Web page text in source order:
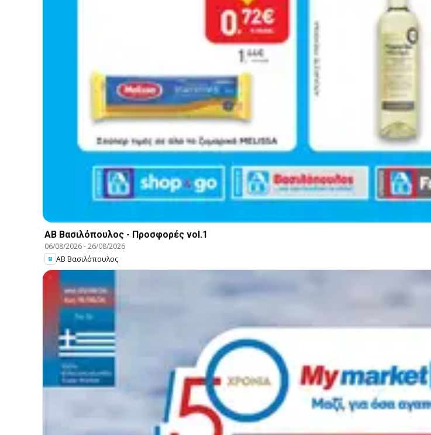
ΑΒ Βασιλόπουλος - Προσφορές vol.1
06/08/2026-26/08/2026
ΑΒ Βασιλόπουλος